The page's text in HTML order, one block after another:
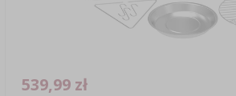
539,99 zł